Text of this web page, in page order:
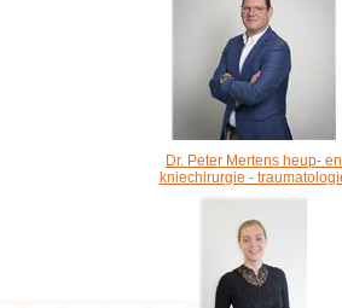
Dr. Peter Mertens heup- en
kniechirurgie -